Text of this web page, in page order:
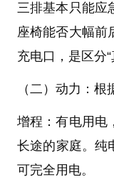
三排基本只能应
座椅能否大幅前
充电口，是区分“
（二）动力：
增程：有电用电
长途的家庭。纯
可完全用电。